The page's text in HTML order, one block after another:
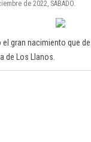
de 2022, SÁBADO.
gran nacimiento que
de Los Llanos.